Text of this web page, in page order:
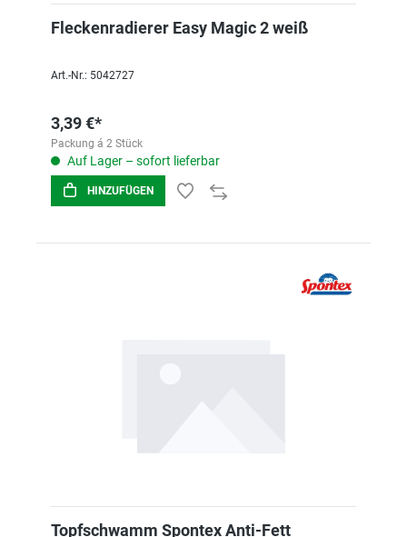
Fleckenradierer Easy Magic 2 weiß
Art.-Nr.: 5042727
3,39 €*
Packung á 2 Stück
Auf Lager – sofort lieferbar
HINZUFÜGEN
Topfschwamm Spontex Anti-Fett